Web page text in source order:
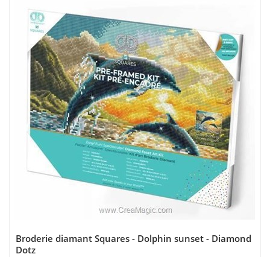
Broderie diamant Squares - Dolphin sunset - Diamond
Dotz